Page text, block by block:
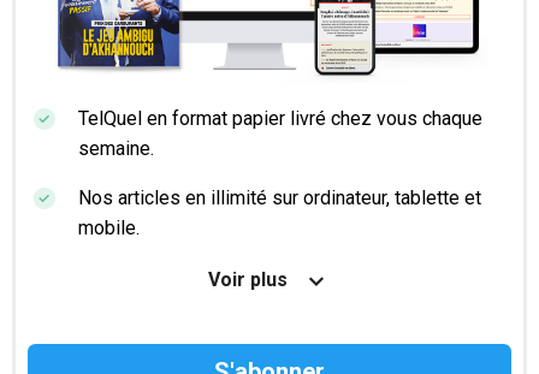
TelQuel en format papier livré chez vous chaque
semaine.
Nos articles en illimité sur ordinateur, tablette et
mobile.
Le magazine TelQuel en numérique avant la sortie
Voir plus